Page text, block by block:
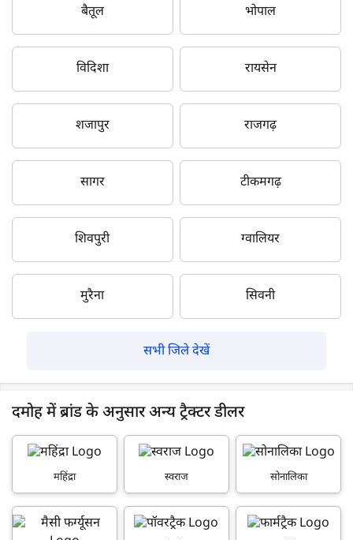
बैतूल भोपाल
विदिशा रायसेन
शजापुर राजगढ़
सागर टीकमगढ़
शिवपुरी ग्वालियर
मुरैना सिवनी
सभी जिले देखें
दमोह में ब्रांड के अनुसार अन्य ट्रैक्टर डीलर
महिंद्रा स्वराज सोनालिका